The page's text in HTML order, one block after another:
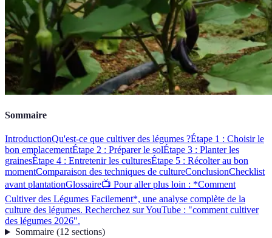
Sommaire
IntroductionQu'est-ce que cultiver des légumes ?Étape 1 : Choisir le
bon emplacementÉtape 2 : Préparer le solÉtape 3 : Planter les
grainesÉtape 4 : Entretenir les culturesÉtape 5 : Récolter au bon
momentComparaison des techniques de cultureConclusionChecklist
avant plantationGlossaire📺 Pour aller plus loin : *Comment
Cultiver des Légumes Facilement*, une analyse complète de la
culture des légumes. Recherchez sur YouTube : "comment cultiver
des légumes 2026".
Sommaire(12 sections)